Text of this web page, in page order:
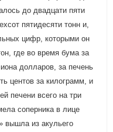
до двадцати пяти
пятидесяти тонн и,
цифр, которыми он
где во время бума за
долларов, за печень
центов за килограмм, и
печени всего на три
соперника в лице
вышла из акульего